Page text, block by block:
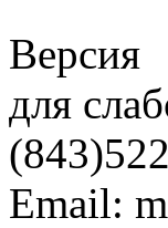
Версия
для
(843)
Email: